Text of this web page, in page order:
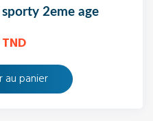
sporty 2eme age
au panier